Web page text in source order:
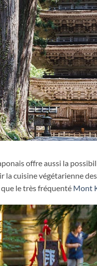
offre aussi la
cuisine végétarienne
le très fréquenté Mont